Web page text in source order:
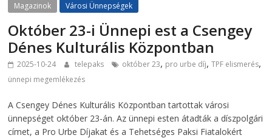
Magazinok Városi Ünnepségek
Október 23-i Ünnepi est a Csengey
Dénes Kulturális Központban
2025-10-24 telepaks október 23, pro urbe díj,TPF elismerés,
ünnepi megemlékezés
A Csengey Dénes Kulturális Központban tartottak városi
ünnepséget október 23-án. Az ünnepi esten átadták a díszpolgári
címet, a Pro Urbe Díjakat és a Tehetséges Paksi Fiatalokért